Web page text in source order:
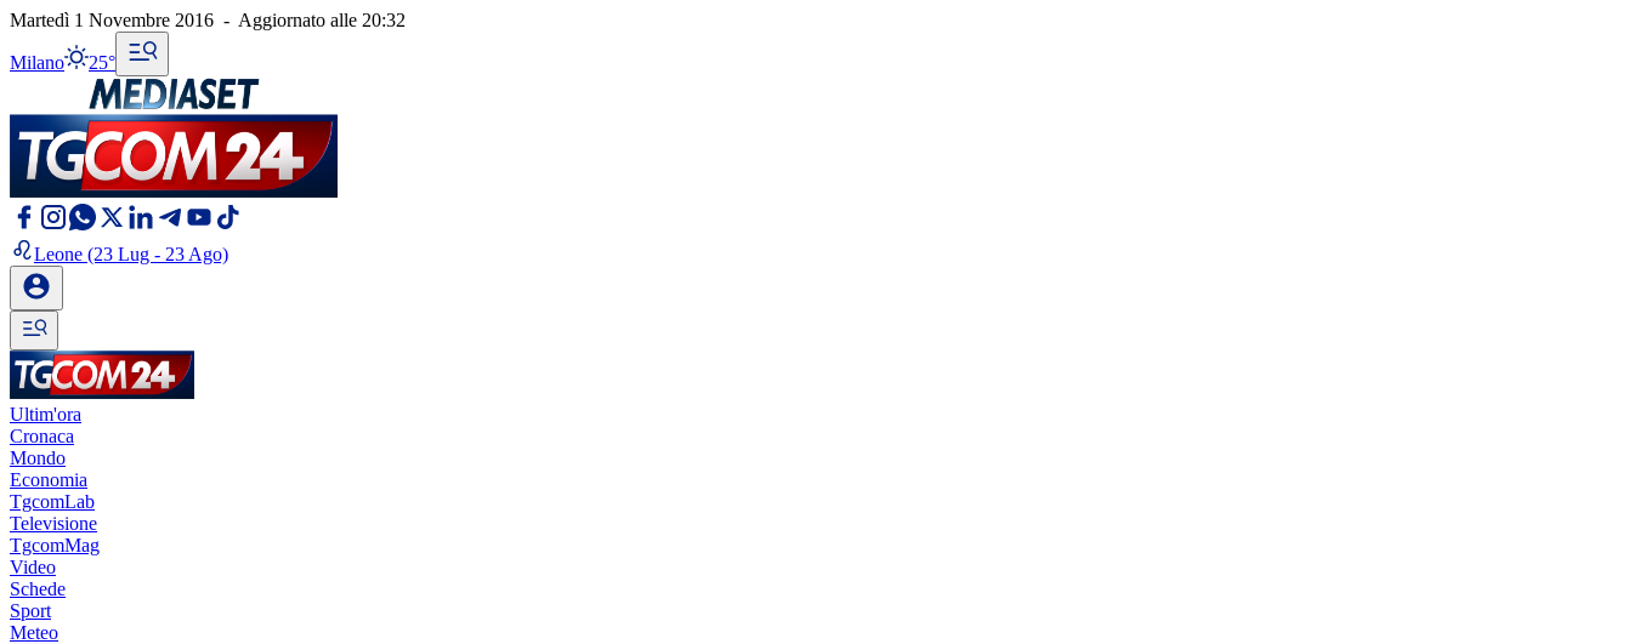
Martedì 1 Novembre 2016 - Aggiornato alle 20:32
Milano 25°
Leone (23 Lug - 23 Ago)
Ultim'ora
Cronaca
Mondo
Economia
TgcomLab
Televisione
TgcomMag
Video
Schede
Sport
Meteo